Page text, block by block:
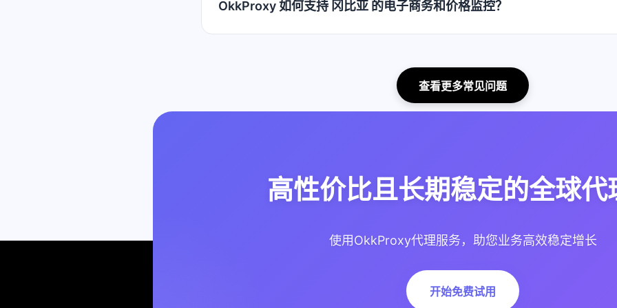
OkkProxy 如何支持 冈比亚 的电子商务和价格监控？
查看更多常见问题
高性价比且长期稳定的全球代
使用OkkProxy代理服务，助您业务高效稳定增长
开始免费试用